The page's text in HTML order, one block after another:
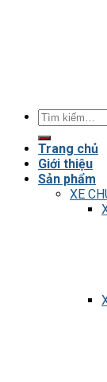
Tìm
Trang chủ
Giới thiệu
Sản phẩm
XE